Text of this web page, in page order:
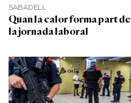
SABADELL
Quan la calor forma part de
la jornada laboral